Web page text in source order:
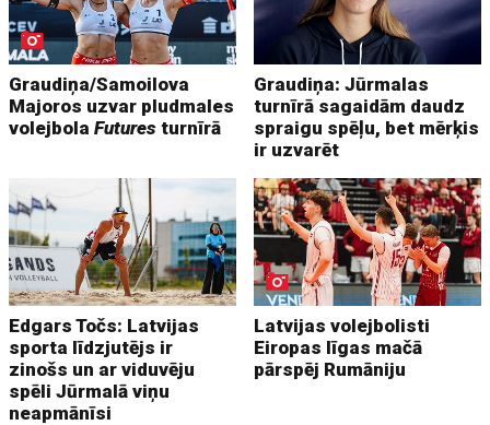
Graudiņa/Samoilova
Majoros uzvar pludmales
volejbolaFutures turnīrā
Graudiņa: Jūrmalas
turnīrā sagaidām daudz
spraigu spēļu, bet mērķis
ir uzvarēt
Edgars Točs: Latvijas
sporta līdzjutējs ir
zinošs un ar viduvēju
spēli Jūrmalā viņu
neapmānīsi
Latvijas volejbolisti
Eiropas līgas mačā
pārspēj Rumāniju